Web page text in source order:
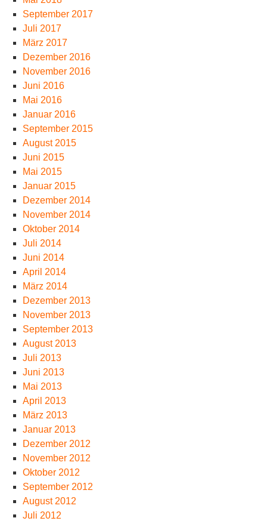
September 2017
Juli 2017
März 2017
Dezember 2016
November 2016
Juni 2016
Mai 2016
Januar 2016
September 2015
August 2015
Juni 2015
Mai 2015
Januar 2015
Dezember 2014
November 2014
Oktober 2014
Juli 2014
Juni 2014
April 2014
März 2014
Dezember 2013
November 2013
September 2013
August 2013
Juli 2013
Juni 2013
Mai 2013
April 2013
März 2013
Januar 2013
Dezember 2012
November 2012
Oktober 2012
September 2012
August 2012
Juli 2012